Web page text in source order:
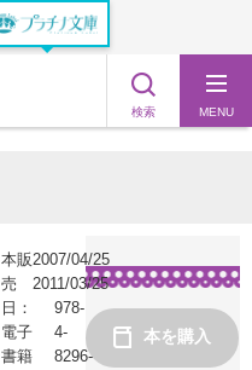
検索 MENU
本を購入
本販
売
日：
2007/04/25
電子
書籍
2011/03/25
978-
4-
8296-